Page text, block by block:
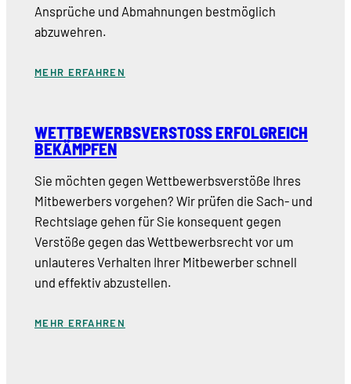
Ansprüche und Abmahnungen bestmöglich
abzuwehren.
MEHR ERFAHREN
WETTBEWERBSVERSTOSS ERFOLGREICH B
EKÄMPFEN
Sie möchten gegen Wettbewerbsverstöße Ihres
Mitbewerbers vorgehen? Wir prüfen die Sach- und
Rechtslage gehen für Sie konsequent gegen
Verstöße gegen das Wettbewerbsrecht vor um
unlauteres Verhalten Ihrer Mitbewerber schnell
und effektiv abzustellen.
MEHR ERFAHREN